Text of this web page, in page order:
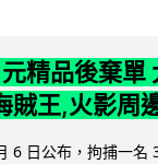
精品後棄單
賊王,火影周
6 日公布，拘捕一名